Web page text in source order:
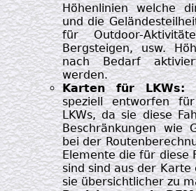
Höhenlinien welche
und die
für Outdoor-
Bergsteigen, usw.
nach Bedarf
werden.
Karten für LKWs:
speziell entworfen
LKWs, da sie diese
Beschränkungen wie
bei der
Elemente die für diese
sind sind aus der
sie übersichtlicher zu